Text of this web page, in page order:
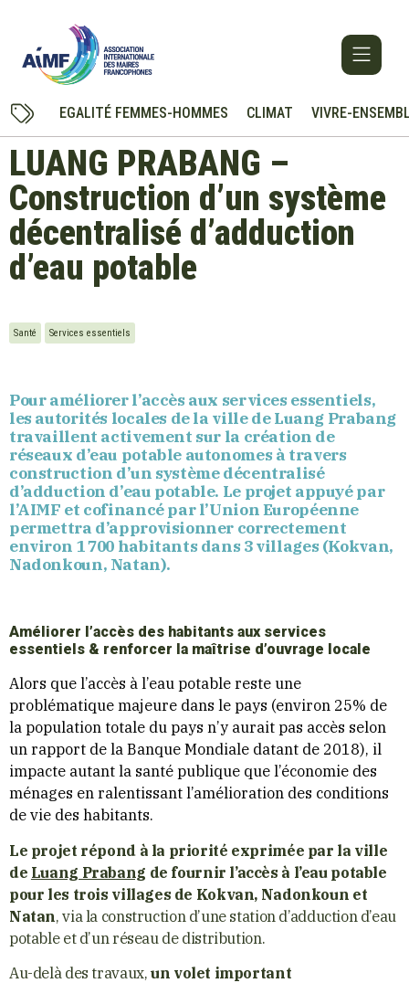
EGALITÉ FEMMES-HOMMES CLIMAT VIVRE-
LUANG PRABANG –
Construction d’un système
décentralisé d’adduction
d’eau potable
Santé Services essentiels
Pour améliorer l’accès aux services essentiels,
les autorités locales de la ville de Luang Prabang
travaillent activement sur la création de
réseaux d’eau potable autonomes à travers
construction d’un système décentralisé
d’adduction d’eau potable. Le projet appuyé par
l’AIMF et cofinancé par l’Union Européenne
permettra d’approvisionner correctement
environ 1 700 habitants dans 3 villages (Kokvan,
Nadonkoun, Natan).
Améliorer l’accès des habitants aux services
essentiels & renforcer la maîtrise d’ouvrage locale
Alors que l’accès à l’eau potable reste une
problématique majeure dans le pays (environ 25% de
la population totale du pays n’y aurait pas accès selon
un rapport de la Banque Mondiale datant de 2018), il
impacte autant la santé publique que l’économie des
ménages en ralentissant l’amélioration des conditions
de vie des habitants.
Le projet répond à la priorité exprimée par la ville
de Luang Prabang de fournir l’accès à l’eau potable
pour les trois villages de Kokvan, Nadonkoun et
Natan, via la construction d’une station d’adduction d’eau
potable et d’un réseau de distribution.
Au-delà des travaux,un volet important